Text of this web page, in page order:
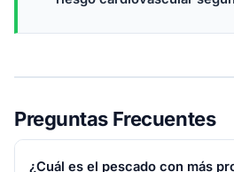
Preguntas Frecuentes
¿Cuál es el pescado con más